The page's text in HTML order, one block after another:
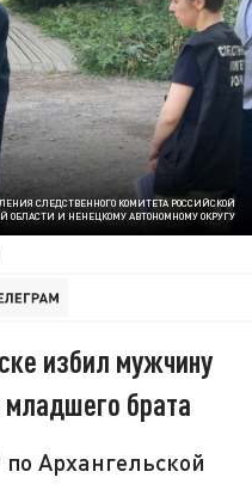
СЛЕДСТВЕННОГО КОМИТЕТА РОССИЙСКОЙ
ОБЛАСТИ И НЕНЕЦКОМУ АВТОНОМНОМУ ОКРУГУ
избил мужчину
брата
Архангельской